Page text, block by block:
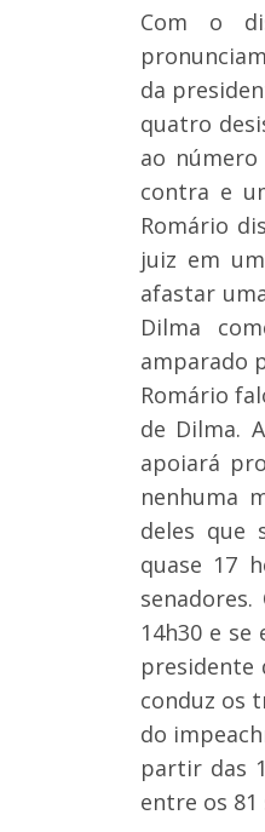
Com o
da
quatro
ao
contra e
Romário
juiz em
afastar
Dilma
amparado
Romário
de Dilma.
apoiará
nenhuma
deles que
quase 17
14h30 e
presidente
conduz os
do
partir das
entre os 81